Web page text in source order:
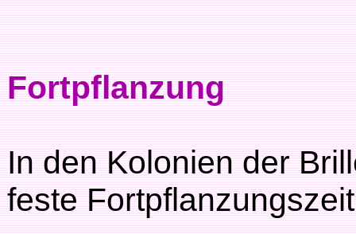
Fortpflanzung
In den Kolonien der
feste